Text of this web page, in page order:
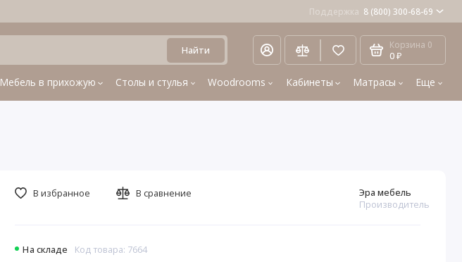
Поддержка 8 (800) 300-68-69
Найти Корзина 0
0 ₽
Мебель в прихожую Столы и стулья Woodrooms Кабинеты Матрасы Еще
На складе Код товара: 7664
Эра мебель
Производитель
В избранное В сравнение